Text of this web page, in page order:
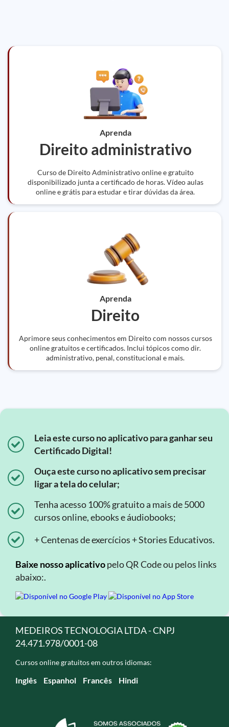
Aprenda
Direito administrativo
Curso de Direito Administrativo online e gratuito
disponibilizado junta a certificado de horas. Vídeo aulas
online e grátis para estudar e tirar dúvidas da área.
Aprenda
Direito
Aprimore seus conhecimentos em Direito com nossos cursos
online gratuitos e certificados. Inclui tópicos como dir.
administrativo, penal, constitucional e mais.
Leia este curso no aplicativo para ganhar seu
Certificado Digital!
Ouça este curso no aplicativo sem precisar
ligar a tela do celular;
Tenha acesso 100% gratuito a mais de 5000
cursos online, ebooks e áudiobooks;
+ Centenas de exercícios + Stories Educativos.
Baixe nosso aplicativopelo QR Code ou pelos links
abaixo:.
MEDEIROS TECNOLOGIA LTDA - CNPJ
24.471.978/0001-08
Cursos online gratuitos em outros idiomas:
Inglês Espanhol Francês Hindi